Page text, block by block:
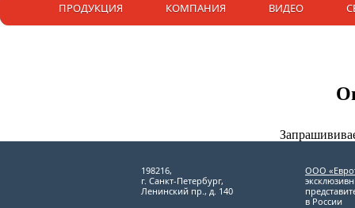
ПРОДУКЦИЯ КОМПАНИЯ ВИДЕО
198216,
г. Санкт-Петербург,
Ленинский пр., д. 140
ООО
в России